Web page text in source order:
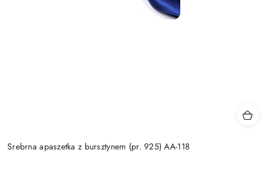
Srebrna apaszetka z bursztynem (pr. 925) AA-118